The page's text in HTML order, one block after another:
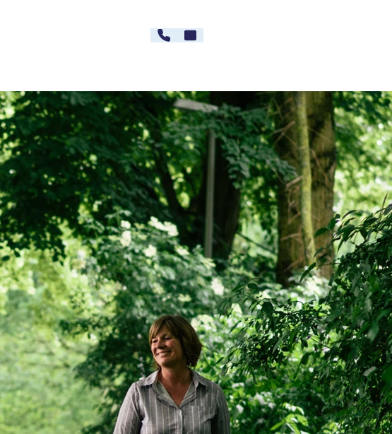
030 - 26478607
Kontakt